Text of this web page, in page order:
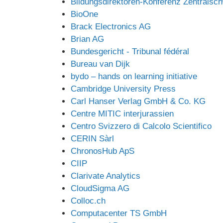
BioOne
Brack Electronics AG
Brian AG
Bundesgericht - Tribunal fédéral
Bureau van Dijk
bydo – hands on learning initiative
Cambridge University Press
Carl Hanser Verlag GmbH & Co. KG
Centre MITIC interjurassien
Centro Svizzero di Calcolo Scientifico
CERIN Sàrl
ChronosHub ApS
CIIP
Clarivate Analytics
CloudSigma AG
Colloc.ch
Computacenter TS GmbH